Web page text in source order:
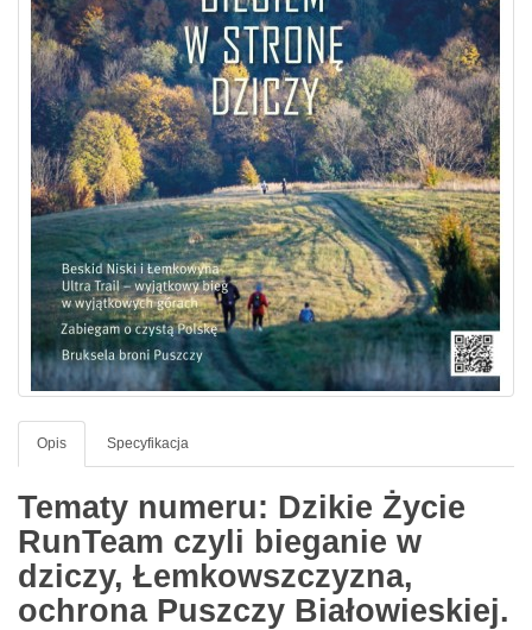
Opis Specyfikacja
Tematy numeru: Dzikie Życie
RunTeam czyli bieganie w
dziczy, Łemkowszczyzna,
ochrona Puszczy Białowieskiej.